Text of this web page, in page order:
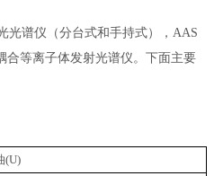
光谱仪（分台式和手持式）， AAS
合等离子体发射光谱仪。下面主要
(U)